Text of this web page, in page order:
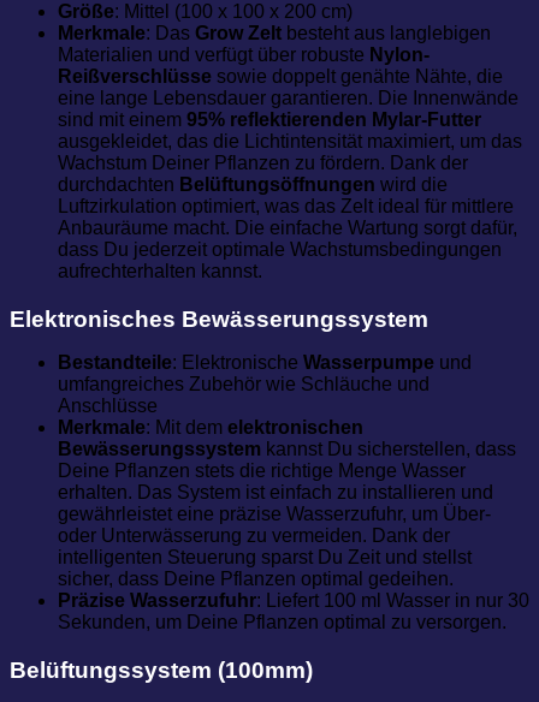
Größe: Mittel (100 x 100 x 200 cm)
Merkmale: Das Grow Zelt besteht aus langlebigen
Materialien und verfügt über robuste Nylon-
Reißverschlüsse sowie doppelt genähte Nähte, die
eine lange Lebensdauer garantieren. Die Innenwände
sind mit einem 95% reflektierenden Mylar-Futter
ausgekleidet, das die Lichtintensität maximiert, um das
Wachstum Deiner Pflanzen zu fördern. Dank der
durchdachten Belüftungsöffnungen wird die
Luftzirkulation optimiert, was das Zelt ideal für mittlere
Anbauräume macht. Die einfache Wartung sorgt dafür,
dass Du jederzeit optimale Wachstumsbedingungen
aufrechterhalten kannst.
Elektronisches Bewässerungssystem
Bestandteile: Elektronische Wasserpumpe und
umfangreiches Zubehör wie Schläuche und
Anschlüsse
Merkmale: Mit dem elektronischen
Bewässerungssystem kannst Du sicherstellen, dass
Deine Pflanzen stets die richtige Menge Wasser
erhalten. Das System ist einfach zu installieren und
gewährleistet eine präzise Wasserzufuhr, um Über-
oder Unterwässerung zu vermeiden. Dank der
intelligenten Steuerung sparst Du Zeit und stellst
sicher, dass Deine Pflanzen optimal gedeihen.
Präzise Wasserzufuhr: Liefert 100 ml Wasser in nur 30
Sekunden, um Deine Pflanzen optimal zu versorgen.
Belüftungssystem (100mm)